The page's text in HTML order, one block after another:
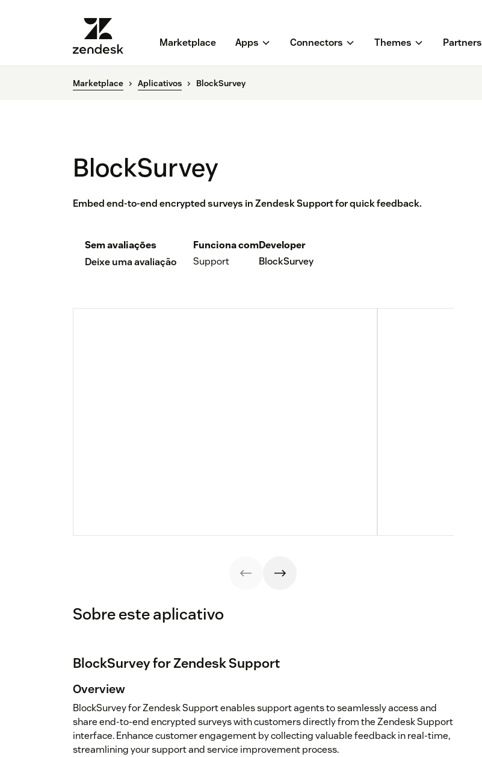
Marketplace Apps Connectors Themes Partners
Marketplace Aplicativos BlockSurvey
BlockSurvey
Embed end-to-end encrypted surveys in Zendesk Support for quick feedback.
Sem avaliações
Deixe uma avaliação
Funciona com
Support
Developer
BlockSurvey
Sobre este aplicativo
BlockSurvey for Zendesk Support
Overview
BlockSurvey for Zendesk Support enables support agents to seamlessly access and
share end-to-end encrypted surveys with customers directly from the Zendesk Support
interface. Enhance customer engagement by collecting valuable feedback in real-time,
streamlining your support and service improvement process.